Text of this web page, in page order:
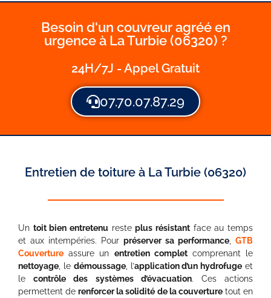
Besoin d'un couvreur agréé en
urgence à La Turbie (06320) ?
24H/7J - Appel Gratuit
07.70.07.87.29
Entretien de toiture à La Turbie (06320)
Un toit bien entretenu resteplus résistant face au temps
et aux intempéries. Pour préserver sa performance
GTB
Couverture assure un entretien completcomprenant le
nettoyage , le démoussage, l’application d’un hydrofuge et
lecontrôle des systèmes d’évacuation. Ces actions
permettent derenforcer la solidité de la couverturetout en